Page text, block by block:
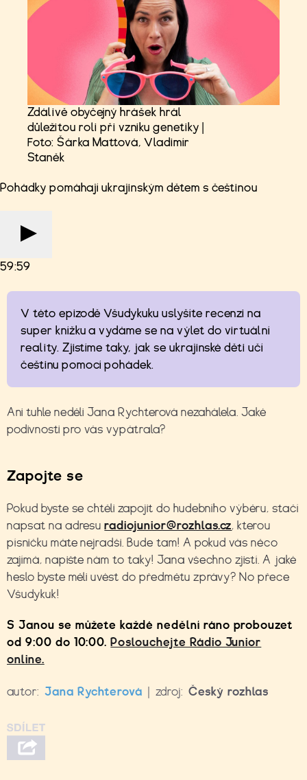
Zdálivě obyčejný hrášek hrál
důležitou roli při vzniku genetiky |
Foto: Šárka Mattová, Vladimír
Staněk
Pohádky pomáhají ukrajinským dětem s češtinou
59:59
V této epizodě Všudykuku uslyšíte recenzi na
super knížku a vydáme se na výlet do virtuální
reality. Zjistíme taky, jak se ukrajinské děti učí
češtinu pomocí pohádek.
Ani tuhle neděli Jana Rychterová nezahálela. Jaké
podivnosti pro vás vypátrala?
Zapojte se
Pokud byste se chtěli zapojit do hudebního výběru, stačí
napsat na adresuradiojunior@rozhlas.cz, kterou
písničku máte nejradši. Bude tam! A pokud vás něco
zajímá, napište nám to taky! Jana všechno zjistí. A jaké
heslo byste měli uvést do předmětu zprávy? No přece
Všudykuk!
S Janou se můžete každé nedělní ráno probouzet
od 9:00 do 10:00. Poslouchejte Rádio Junior
online.
autor: Jana Rychterová zdroj: Český rozhlas